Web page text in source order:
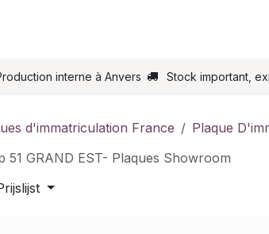
interne à Anvers Stock important,
d'immatriculation France
Plaque
51 GRAND EST- Plaques Showroom